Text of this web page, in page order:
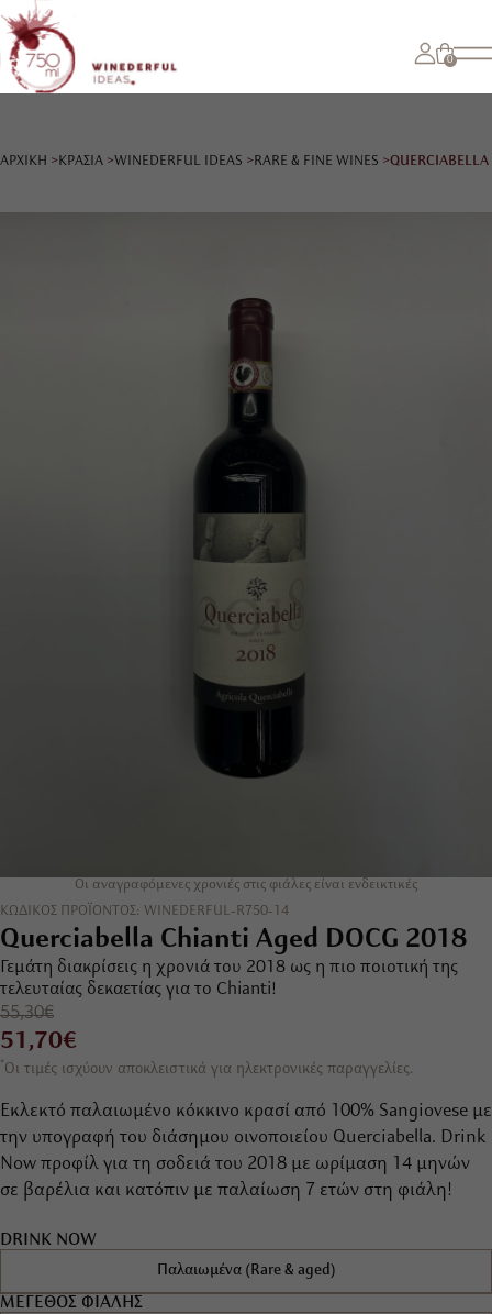
0
ΑΡΧΙΚΗ ΚΡΑΣΙΑ WINEDERFUL IDEAS RARE & FINE WINES
Οι αναγραφόμενες χρονιές στις φιάλες είναι ενδεικτικές
ΚΩΔΙΚΟΣ ΠΡΟΪΟΝΤΟΣ: WINEDERFUL-R750-14
Querciabella Chianti Aged DOCG 2018
Γεμάτη διακρίσεις η χρονιά του 2018 ως η πιο ποιοτική της
τελευταίας δεκαετίας για το Chianti!
55,30€
51,70€
*Οι τιμές ισχύουν αποκλειστικά για ηλεκτρονικές παραγγελίες.
Εκλεκτό παλαιωμένο κόκκινο κρασί από 100% Sangiovese με
την υπογραφή του διάσημου οινοποιείου Querciabella. Drink
Now προφίλ για τη σοδειά του 2018 με ωρίμαση 14 μηνών
σε βαρέλια και κατόπιν με παλαίωση 7 ετών στη φιάλη!
DRINK NOW
Παλαιωμένα (Rare & aged)
ΜΕΓΕΘΟΣ ΦΙΑΛΗΣ